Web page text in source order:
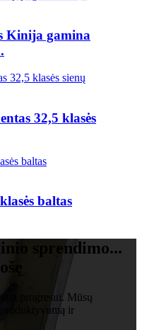
Kinija gamina
32,5 klasės
baltas
sprendimo...
progresui. Mūsų
ir